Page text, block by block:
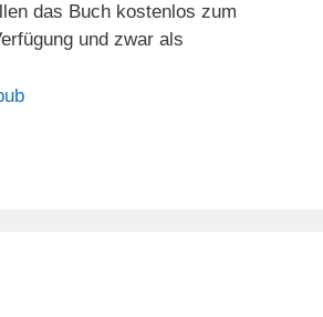
das Buch kostenlos zum
und zwar als